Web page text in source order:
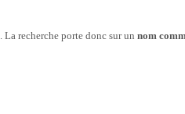
. La recherche porte donc sur un nom